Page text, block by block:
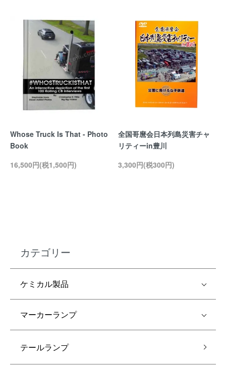
Whose Truck Is That - Photo
Book
16,500円(税1,500円)
全国哥麿会日本列島災害チャ
リティーin豊川
3,300円(税300円)
カテゴリー
ケミカル製品
マーカーランプ
テールランプ